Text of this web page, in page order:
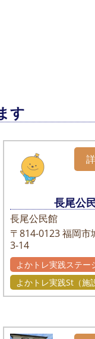
す
長尾公
長尾公民館
〒814-0123 福岡市
3-14
よかトレ実践ステー
よかトレ実践St（施